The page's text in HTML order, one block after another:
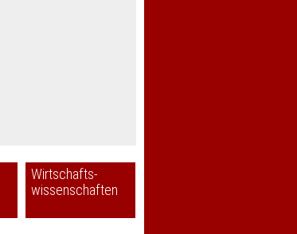
Wirtschafts-
wissenschaften